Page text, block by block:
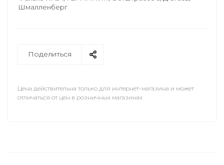
Шмалленберг
Поделиться
Цена действительна только для интернет-магазина и может
отличаться от цен в розничных магазинах